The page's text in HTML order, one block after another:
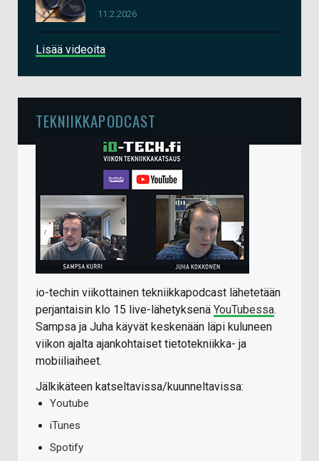
11.2.2026
Lisää videoita
TEKNIIKKAPODCAST
io-techin viikottainen tekniikkapodcast lähetetään
perjantaisin klo 15 live-lähetyksenä YouTubessa.
Sampsa ja Juha käyvät keskenään läpi kuluneen
viikon ajalta ajankohtaiset tietotekniikka- ja
mobiiliaiheet.
Jälkikäteen katseltavissa/kuunneltavissa:
Youtube
iTunes
Spotify